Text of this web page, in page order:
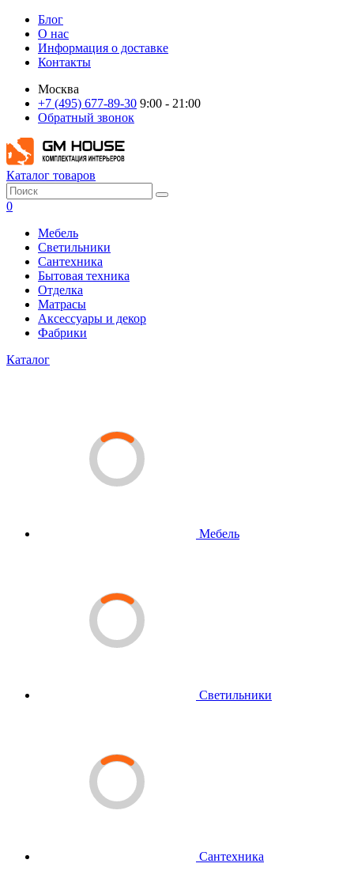
Блог
О нас
Информация о доставке
Контакты
Москва
+7 (495) 677-89-30 9:00 - 21:00
Обратный звонок
Каталог товаров
0
Мебель
Светильники
Сантехника
Бытовая техника
Отделка
Матрасы
Аксессуары и декор
Фабрики
Каталог
Мебель
Светильники
Сантехника